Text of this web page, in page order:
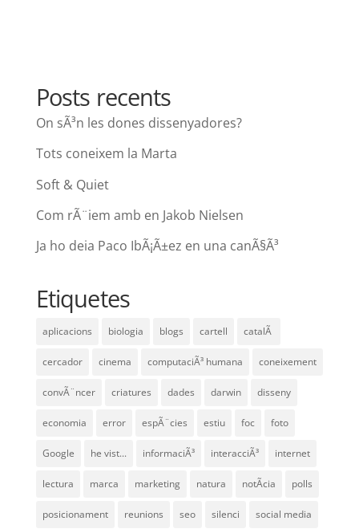
Posts recents
On sÃ³n les dones dissenyadores?
Tots coneixem la Marta
Soft & Quiet
Com rÃ¨iem amb en Jakob Nielsen
Ja ho deia Paco IbÃ¡Ã±ez en una canÃ§Ã³
Etiquetes
aplicacions biologia blogs cartell catalÃ
cercador cinema computaciÃ³ humana coneixement
convÃ¨ncer criatures dades darwin disseny
economia error espÃ¨cies estiu foc foto
Google he vist... informaciÃ³ interacciÃ³ internet
lectura marca marketing natura notÃ­cia polls
posicionament reunions seo silenci social media